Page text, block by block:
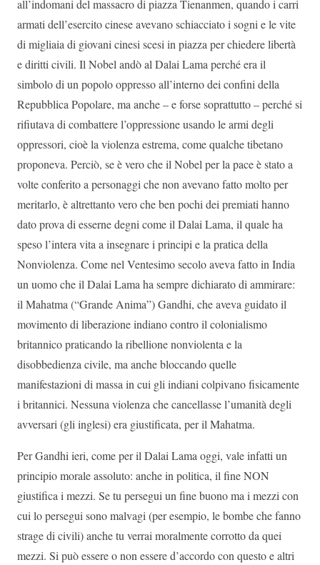
all’indomani del massacro di piazza Tienanmen, quando i carri
armati dell’esercito cinese avevano schiacciato i sogni e le vite
di migliaia di giovani cinesi scesi in piazza per chiedere libertà
e diritti civili. Il Nobel andò al Dalai Lama perché era il
simbolo di un popolo oppresso all’interno dei confini della
Repubblica Popolare, ma anche – e forse soprattutto – perché si
rifiutava di combattere l’oppressione usando le armi degli
oppressori, cioè la violenza estrema, come qualche tibetano
proponeva. Perciò, se è vero che il Nobel per la pace è stato a
volte conferito a personaggi che non avevano fatto molto per
meritarlo, è altrettanto vero che ben pochi dei premiati hanno
dato prova di esserne degni come il Dalai Lama, il quale ha
speso l’intera vita a insegnare i principi e la pratica della
Nonviolenza. Come nel Ventesimo secolo aveva fatto in India
un uomo che il Dalai Lama ha sempre dichiarato di ammirare:
il Mahatma (“Grande Anima”) Gandhi, che aveva guidato il
movimento di liberazione indiano contro il colonialismo
britannico praticando la ribellione nonviolenta e la
disobbedienza civile, ma anche bloccando quelle
manifestazioni di massa in cui gli indiani colpivano fisicamente
i britannici. Nessuna violenza che cancellasse l’umanità degli
avversari (gli inglesi) era giustificata, per il Mahatma.
Per Gandhi ieri, come per il Dalai Lama oggi, vale infatti un
principio morale assoluto: anche in politica, il fine NON
giustifica i mezzi. Se tu persegui un fine buono ma i mezzi con
cui lo persegui sono malvagi (per esempio, le bombe che fanno
strage di civili) anche tu verrai moralmente corrotto da quei
mezzi. Si può essere o non essere d’accordo con questo e altri